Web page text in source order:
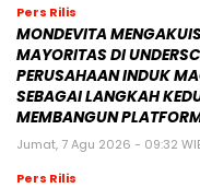
Pers Rilis
MONDEVITA
MAYORITAS DI
PERUSAHAAN INDUK
SEBAGAI LANGKAH
MEMBANGUN
Jumat, 7 Agu 2026 - 09:32
Pers Rilis